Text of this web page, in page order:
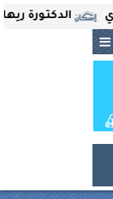
الدكتورة ريهام